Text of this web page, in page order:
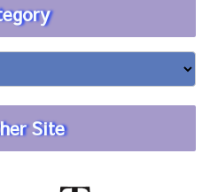
Site